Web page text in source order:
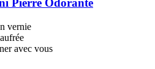
Pierre Odorante
vernie
avec vous